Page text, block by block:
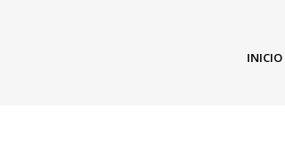
INICIO